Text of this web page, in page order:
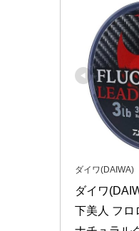
ダイワ(DAIWA)
ダイワ
下美人 フロ